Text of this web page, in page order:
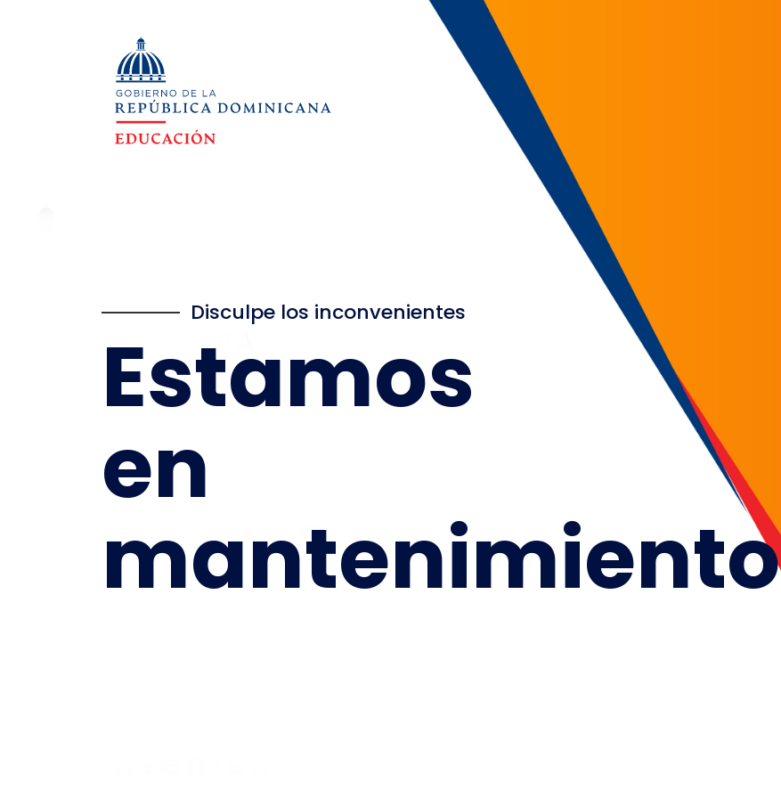
Disculpe los inconvenientes
Estamos
en
mantenimiento